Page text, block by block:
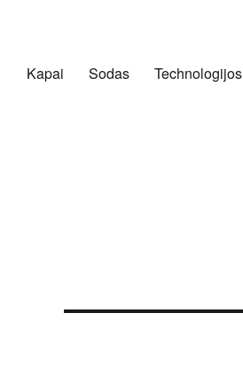
Kapai Sodas Technologijos